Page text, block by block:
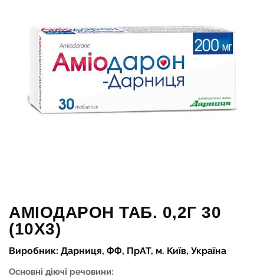
АМІОДАРОН ТАБ. 0,2Г 30
(10Х3)
Виробник: Дарниця, ФФ, ПрАТ, м. Київ, Україна
Основні діючі речовини: